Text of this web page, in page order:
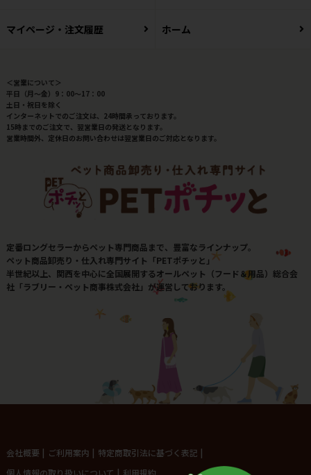
マイページ・注文履歴 ホーム
＜営業について＞
平日（月～金）9：00～17：00
土日・祝日を除く
インターネットでのご注文は、24時間承っております。
15時までのご注文で、翌営業日の発送となります。
営業時間外、定休日のお問い合わせは翌営業日のご対応となります。
定番ロングセラーからペット専門商品まで、豊富なラインナップ。
ペット商品卸売り・仕入れ専門サイト「PETポチッと」
半世紀以上、関西を中心に全国展開するオールペット（フード＆用品）総合会
社「ラブリー・ペット商事株式会社」が運営しております。
会社概要 | ご利用案内 | 特定商取引法に基づく表記 |
個人情報の取り扱いについて | 利用規約